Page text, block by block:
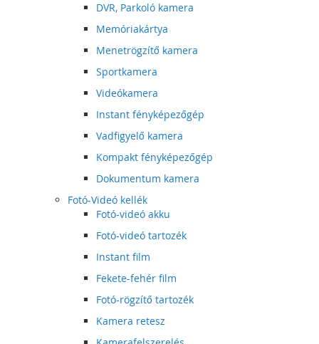
DVR, Parkoló kamera
Memóriakártya
Menetrögzítő kamera
Sportkamera
Videókamera
Instant fényképezőgép
Vadfigyelő kamera
Kompakt fényképezőgép
Dokumentum kamera
Fotó-Videó kellék
Fotó-videó akku
Fotó-videó tartozék
Instant film
Fekete-fehér film
Fotó-rögzítő tartozék
Kamera retesz